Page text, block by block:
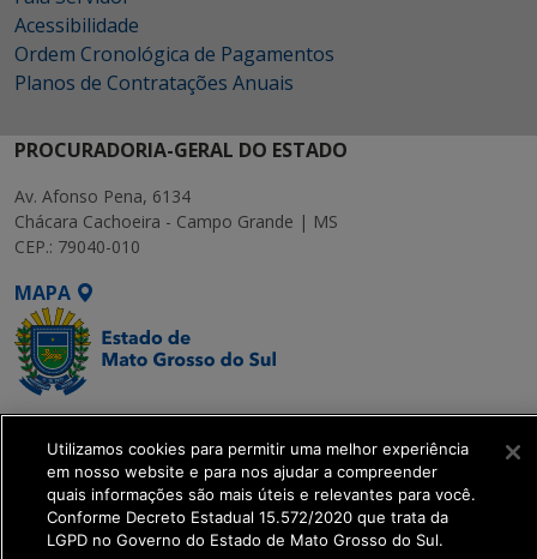
Acessibilidade
Ordem Cronológica de Pagamentos
Planos de Contratações Anuais
PROCURADORIA-GERAL DO ESTADO
Av. Afonso Pena, 6134
Chácara Cachoeira - Campo Grande | MS
CEP.: 79040-010
MAPA
SETDIG | Secretaria-
Executiva de
Transformação Digital
get_footer();
Utilizamos cookies para permitir uma melhor experiência
em nosso website e para nos ajudar a compreender
quais informações são mais úteis e relevantes para você.
Conforme Decreto Estadual 15.572/2020 que trata da
LGPD no Governo do Estado de Mato Grosso do Sul.